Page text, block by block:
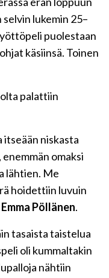
lukemin 25–
puolestaan
käsiinsä. Toinen
palattiin
niskasta
omaksi
lähtien. Me
hoidettiin luvuin
Emma Pöllänen.
tasaista taistelua
oli kummaltakin
nähtiin